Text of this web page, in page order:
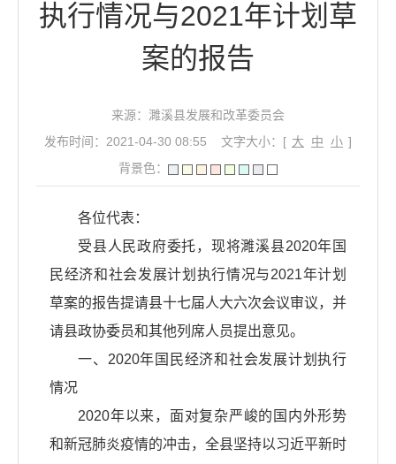
执行情况与2021年计划草
案的报告
来源：濉溪县发展和改革委员会
发布时间：2021-04-30 08:55
文字大小：[ 大 中 小 ]
背景色：
各位代表：
受县人民政府委托，现将濉溪县2020年国
民经济和社会发展计划执行情况与2021年计划
草案的报告提请县十七届人大六次会议审议，并
请县政协委员和其他列席人员提出意见。
一、2020年国民经济和社会发展计划执行
情况
2020年以来，面对复杂严峻的国内外形势
和新冠肺炎疫情的冲击，全县坚持以习近平新时